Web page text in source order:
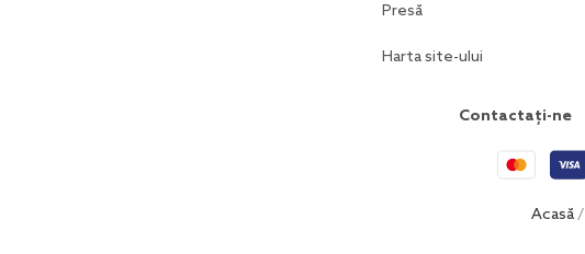
Presă
Harta site-ului
Contactați-ne
Acasă/